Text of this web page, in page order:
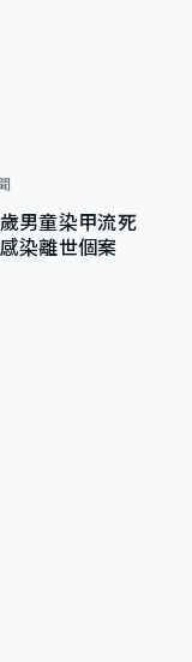
男童染甲流死
染離世個案